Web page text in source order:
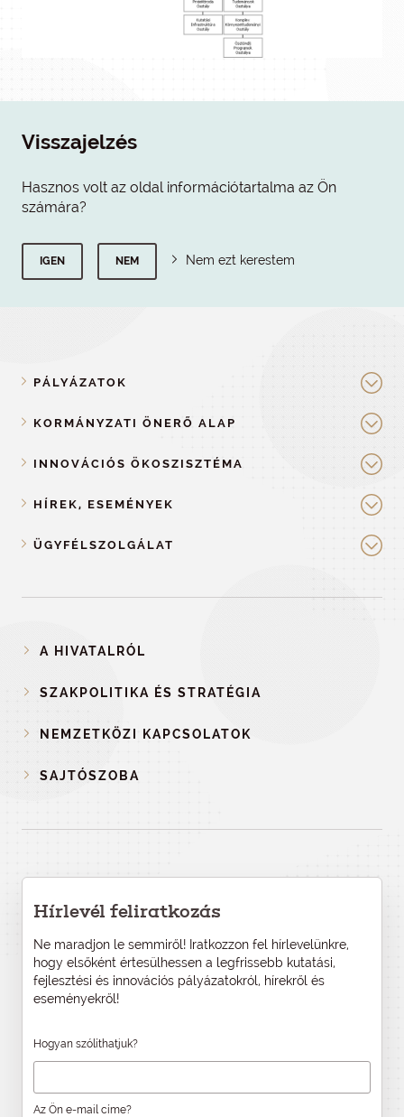
Visszajelzés
Hasznos volt az oldal információtartalma az Ön
számára?
IGEN NEM Nem ezt kerestem
PÁLYÁZATOK
KORMÁNYZATI ÖNERŐ ALAP
INNOVÁCIÓS ÖKOSZISZTÉMA
HÍREK, ESEMÉNYEK
ÜGYFÉLSZOLGÁLAT
A HIVATALRÓL
SZAKPOLITIKA ÉS STRATÉGIA
NEMZETKÖZI KAPCSOLATOK
SAJTÓSZOBA
Hírlevél feliratkozás
Ne maradjon le semmiről! Iratkozzon fel hírlevelünkre,
hogy elsőként értesülhessen a legfrissebb kutatási,
fejlesztési és innovációs pályázatokról, hírekről és
eseményekről!
Hogyan szólíthatjuk?
Az Ön e-mail címe?